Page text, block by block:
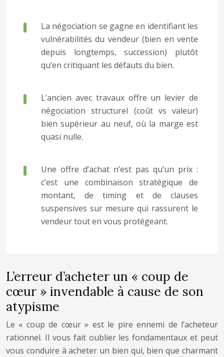
La négociation se gagne en identifiant les
vulnérabilités du vendeur (bien en vente
depuis longtemps, succession) plutôt
qu’en critiquant les défauts du bien.
L’ancien avec travaux offre un levier de
négociation structurel (coût vs valeur)
bien supérieur au neuf, où la marge est
quasi nulle.
Une offre d’achat n’est pas qu’un prix :
c’est une combinaison stratégique de
montant, de timing et de clauses
suspensives sur mesure qui rassurent le
vendeur tout en vous protégeant.
L’erreur d’acheter un « coup de
cœur » invendable à cause de son
atypisme
Le « coup de cœur » est le pire ennemi de l’acheteur
rationnel. Il vous fait oublier les fondamentaux et peut
vous conduire à acheter un bien qui, bien que charmant